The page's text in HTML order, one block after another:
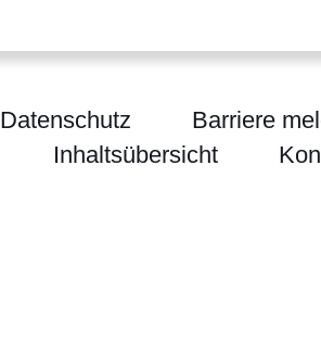
Datenschutz
Barriere
Inhaltsübersicht